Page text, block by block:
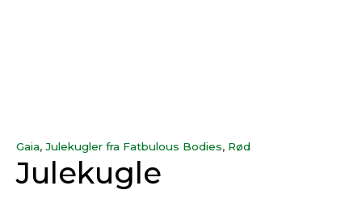
Gaia, Julekugler fra Fatbulous Bodies, Rød
Julekugle